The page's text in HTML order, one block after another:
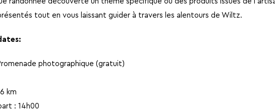
tout en vous laissant guider à travers les alentours de Wiltz.
photographique (gratuit)
km
: 14h00